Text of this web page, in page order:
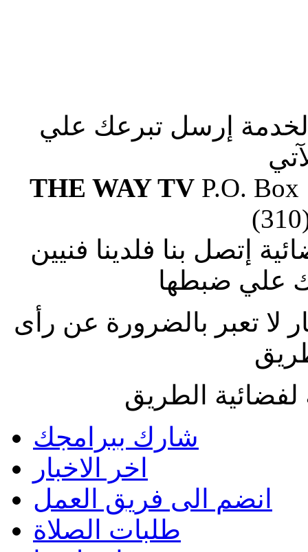
إرسل تبرعك علي
THE WAY TVP.O. Box
إتصل بنا فلدينا فنيين
علي ضبطها
لا تعبر بالضرورة عن رأى
الطريق
شارك ببرامجك
اخر الاخبار
انضم الى فريق العمل
طلبات الصلاة